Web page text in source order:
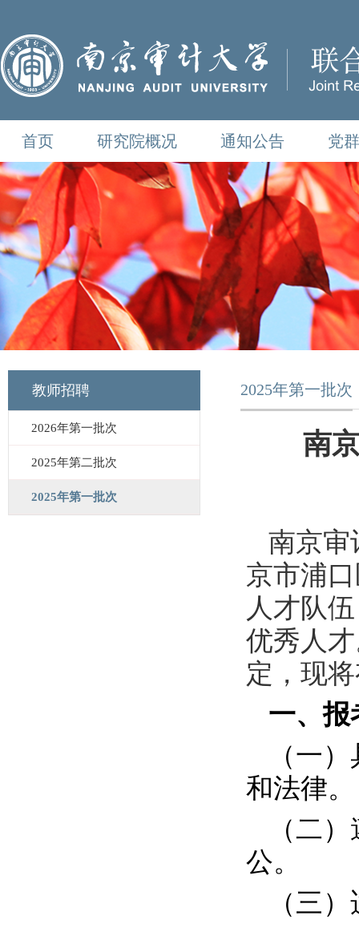
首页 研究院概况 通知公告 党
教师招聘
2026年第一批次
2025年第二批次
2025年第一批次
2025年第一批次
南
南京审
京市浦
人才队
优秀人
定，现
一、报
（一
和法律。
（二
公。
（三